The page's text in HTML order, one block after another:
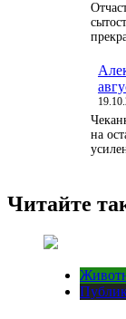
на
Читайте